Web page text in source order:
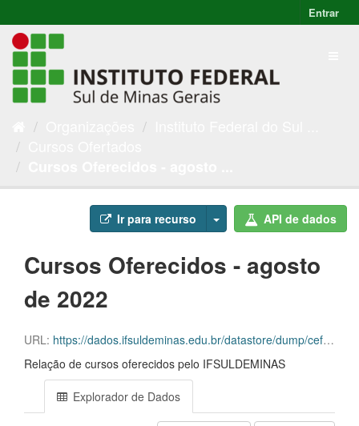
Entrar
Ir para recurso API de dados
Cursos Oferecidos - agosto
de 2022
URL: https://dados.ifsuldeminas.edu.br/datastore/dump/cefda6a4-4729-4003-b23c-0db29d8eefe2
Relação de cursos oferecidos pelo IFSULDEMINAS
Explorador de Dados